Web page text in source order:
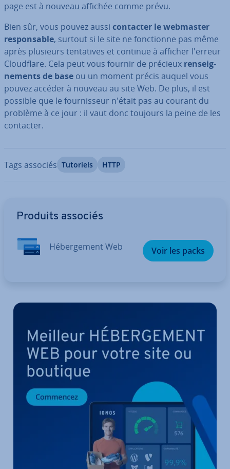
page est à nouveau affichée comme prévu.
Bien sûr, vous pouvez aussi contacter le webmaster
res­pon­sable, surtout si le site ne fonc­tionne pas même
après plusieurs ten­ta­tives et continue à afficher l'erreur
Cloud­flare. Cela peut vous fournir de précieux ren­seig­
ne­ments de base ou un moment précis auquel vous
pouvez accéder à nouveau au site Web. De plus, il est
possible que le four­nis­seur n'était pas au courant du
problème à ce jour : il vaut donc toujours la peine de les
contacter.
Tags associés Tutoriels HTTP
Produits associés
Hé­ber­ge­ment Web Voir les packs